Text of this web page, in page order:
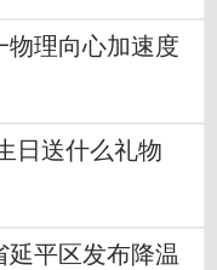
物理向心加速度
日送什么礼物
延平区发布降温